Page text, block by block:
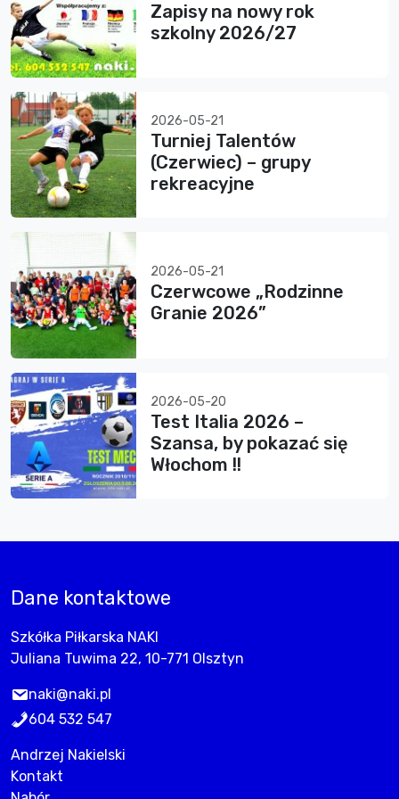
Zapisy na nowy rok
szkolny 2026/27
2026-05-21
Turniej Talentów
(Czerwiec) – grupy
rekreacyjne
2026-05-21
Czerwcowe „Rodzinne
Granie 2026”
2026-05-20
Test Italia 2026 –
Szansa, by pokazać się
Włochom !!
Dane kontaktowe
Szkółka Piłkarska NAKI
Juliana Tuwima 22, 10-771 Olsztyn
naki@naki.pl
604 532 547
Andrzej Nakielski
Kontakt